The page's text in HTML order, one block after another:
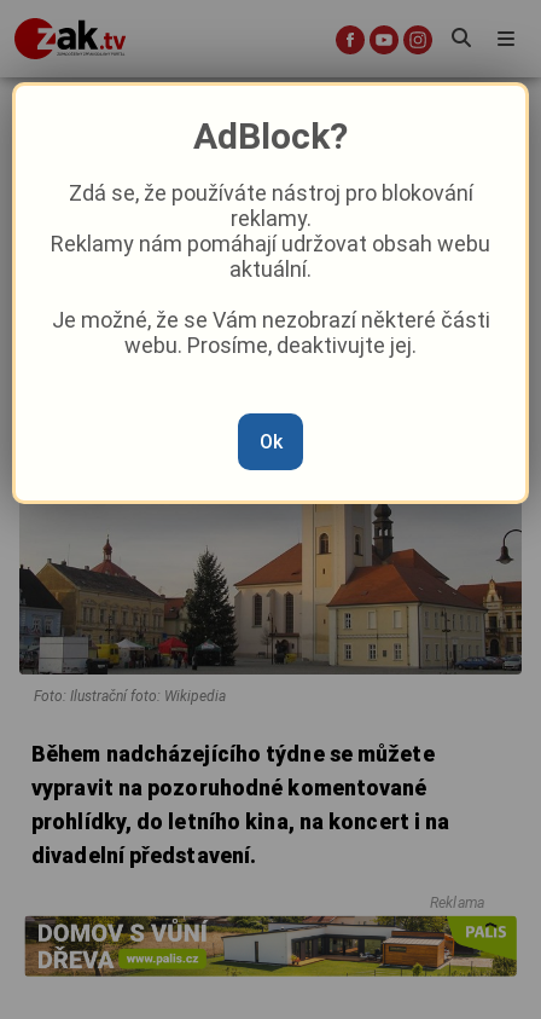
Plzeňský kraj myslí na děti i
29. 7. 2024|04:46
Foto: Ilustrační foto: Wikipedia
Během nadcházejícího týdne se můžete
vypravit na pozoruhodné komentované
prohlídky, do letního kina, na koncert i na
divadelní představení.
Reklama
AdBlock?
Zdá se, že používáte nástroj pro blokování
reklamy.
Reklamy nám pomáhají udržovat obsah webu
aktuální.
Je možné, že se Vám nezobrazí některé části
webu. Prosíme, deaktivujte jej.
Ok